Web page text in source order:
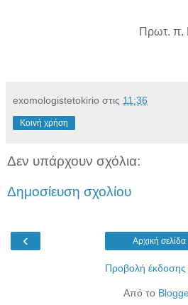
Πρωτ. π.
exomologistetokirio στις 11:36
Κοινή χρήση
Δεν υπάρχουν σχόλια:
Δημοσίευση σχολίου
‹ Αρχική σελίδα
Προβολή έκδοσης
Από το